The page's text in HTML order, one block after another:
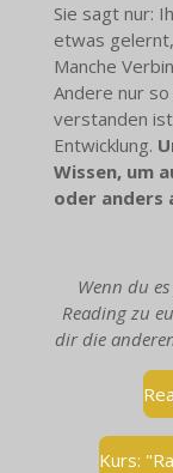
Sie sagt nur:
etwas
Manche
Andere nur
verstanden
Entwicklung.
Wissen, um
oder anders
Wenn du
Reading zu
dir die
Kurs: